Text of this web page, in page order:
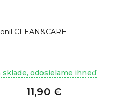
CLEAN&CARE
sklade, odosielame ihneď
11,90 €